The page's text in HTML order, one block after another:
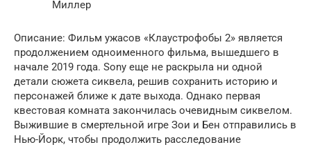
Миллер
Описание: Фильм ужасов «Клаустрофобы 2» является
продолжением одноименного фильма, вышедшего в
начале 2019 года. Sony еще не раскрыла ни одной
детали сюжета сиквела, решив сохранить историю и
персонажей ближе к дате выхода. Однако первая
квестовая комната закончилась очевидным сиквелом.
Выжившие в смертельной игре Зои и Бен отправились в
Нью-Йорк, чтобы продолжить расследование